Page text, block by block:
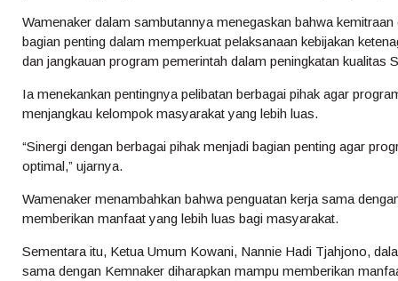
Wamenaker dalam sambutannya menegaskan bahwa
bagian penting dalam memperkuat pelaksanaan kebijakan
dan jangkauan program pemerintah dalam peningkatan kualitas
Ia menekankan pentingnya pelibatan berbagai pihak agar
menjangkau kelompok masyarakat yang lebih luas.
“Sinergi dengan berbagai pihak menjadi bagian penting agar
optimal,” ujarnya.
Wamenaker menambahkan bahwa penguatan kerja sama
memberikan manfaat yang lebih luas bagi masyarakat.
Sementara itu, Ketua Umum Kowani, Nannie Hadi Tjahjono,
sama dengan Kemnaker diharapkan mampu memberikan